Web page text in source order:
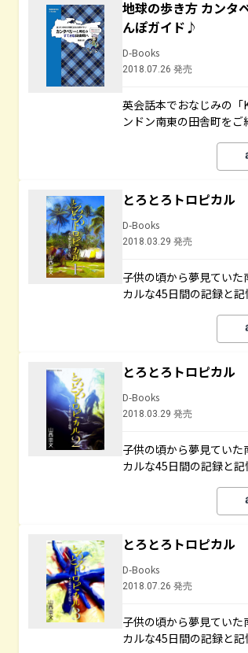
地球の歩き方 カンタ
んぽガイド♪
D-Books
2018.07.26 発売
英会話本でおなじみの「
ンドン南東の田舎町をご
とろとろトロピカ
D-Books
2018.03.29 発売
子供の頃から夢見てい
カルな45日間の記録と記
とろとろトロピカ
D-Books
2018.03.29 発売
子供の頃から夢見てい
カルな45日間の記録と記
とろとろトロピカ
D-Books
2018.07.26 発売
子供の頃から夢見てい
カルな45日間の記録と記